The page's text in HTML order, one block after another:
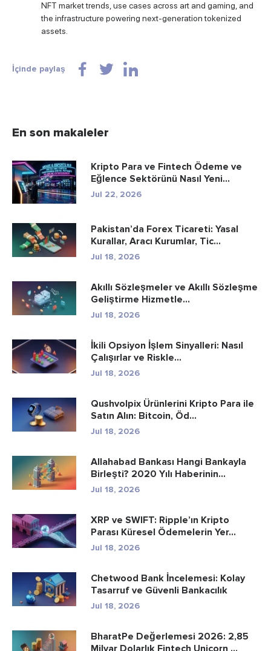
NFT market trends, use cases across art and gaming, and
the infrastructure powering next-generation tokenized
assets.
İçinde paylaş
En son makaleler
Kripto Para ve Fintech Ödeme ve
Eğlence Sektörünü Nasıl Yeni...
Jul 22, 2026
Pakistan’da Forex Ticareti: Yasal
Kurallar, Aracı Kurumlar, Tic...
Jul 18, 2026
Akıllı Sözleşmeler ve Akıllı Sözleşme
Geliştirme Hizmetle...
Jul 18, 2026
İkili Opsiyon İşlem Sinyalleri: Nasıl
Çalışırlar ve Riskle...
Jul 18, 2026
Qushvolpix Ürünlerini Kripto Para ile
Satın Alın: Bitcoin, Öd...
Jul 18, 2026
Allahabad Bankası Hangi Bankayla
Birleşti? 2020 Yılı Haberinin...
Jul 18, 2026
XRP ve SWIFT: Ripple’ın Kripto
Parası Küresel Ödemelerin Yer...
Jul 18, 2026
Chetwood Bank İncelemesi: Kolay
Tasarruf ve Güvenli Bankacılık
Jul 18, 2026
BharatPe Değerlemesi 2026: 2,85
Milyar Dolarlık Fintech Unicorn ...